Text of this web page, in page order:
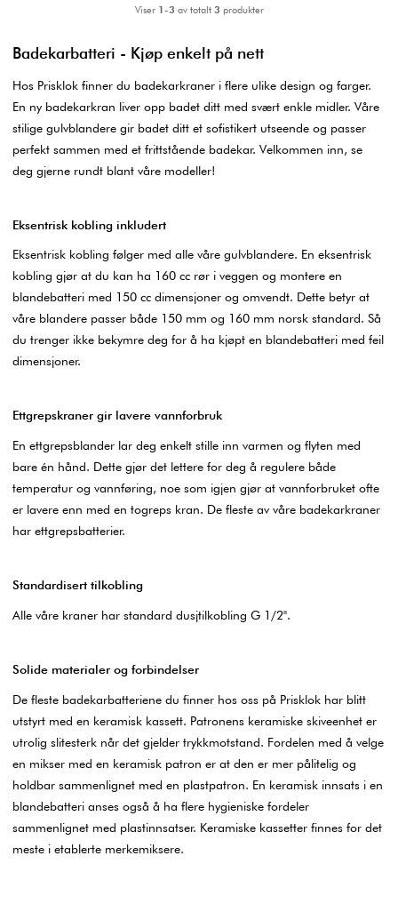
Viser 1-3 av totalt 3 produkter
Badekarbatteri - Kjøp enkelt på nett
Hos Prisklok finner du badekarkraner i flere ulike design og farger.
En ny badekarkran liver opp badet ditt med svært enkle midler. Våre
stilige gulvblandere gir badet ditt et sofistikert utseende og passer
perfekt sammen med et frittstående badekar. Velkommen inn, se
deg gjerne rundt blant våre modeller!
Eksentrisk kobling inkludert
Eksentrisk kobling følger med alle våre gulvblandere. En eksentrisk
kobling gjør at du kan ha 160 cc rør i veggen og montere en
blandebatteri med 150 cc dimensjoner og omvendt. Dette betyr at
våre blandere passer både 150 mm og 160 mm norsk standard. Så
du trenger ikke bekymre deg for å ha kjøpt en blandebatteri med feil
dimensjoner.
Ettgrepskraner gir lavere vannforbruk
En ettgrepsblander lar deg enkelt stille inn varmen og flyten med
bare én hånd. Dette gjør det lettere for deg å regulere både
temperatur og vannføring, noe som igjen gjør at vannforbruket ofte
er lavere enn med en togreps kran. De fleste av våre badekarkraner
har ettgrepsbatterier.
Standardisert tilkobling
Alle våre kraner har standard dusjtilkobling G 1/2".
Solide materialer og forbindelser
De fleste badekarbatteriene du finner hos oss på Prisklok har blitt
utstyrt med en keramisk kassett. Patronens keramiske skiveenhet er
utrolig slitesterk når det gjelder trykkmotstand. Fordelen med å velge
en mikser med en keramisk patron er at den er mer pålitelig og
holdbar sammenlignet med en plastpatron. En keramisk innsats i en
blandebatteri anses også å ha flere hygieniske fordeler
sammenlignet med plastinnsatser. Keramiske kassetter finnes for det
meste i etablerte merkemiksere.